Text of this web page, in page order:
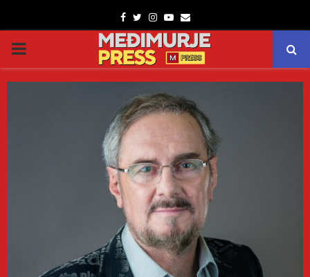
Facebook
TwitterInstagram
Youtube
Email
PRIMARY
MENU